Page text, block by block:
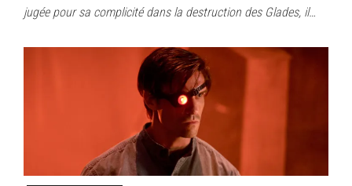
jugée pour sa complicité dans la destruction des Glades, il…